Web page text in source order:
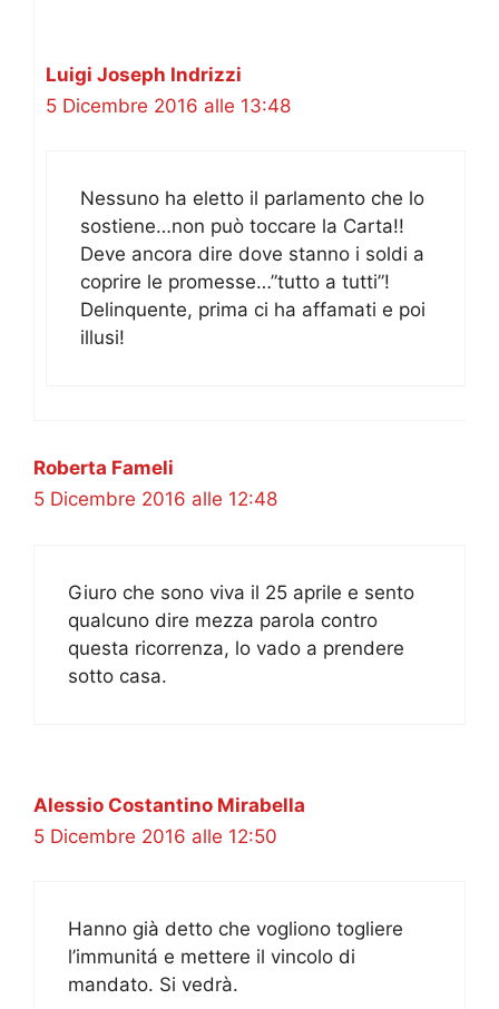
Luigi Joseph Indrizzi
5 Dicembre 2016 alle 13:48
Nessuno ha eletto il parlamento che lo
sostiene…non può toccare la Carta!!
Deve ancora dire dove stanno i soldi a
coprire le promesse…”tutto a tutti”!
Delinquente, prima ci ha affamati e poi
illusi!
Roberta Fameli
5 Dicembre 2016 alle 12:48
Giuro che sono viva il 25 aprile e sento
qualcuno dire mezza parola contro
questa ricorrenza, lo vado a prendere
sotto casa.
Alessio Costantino Mirabella
5 Dicembre 2016 alle 12:50
Hanno già detto che vogliono togliere
l’immunitá e mettere il vincolo di
mandato. Si vedrà.